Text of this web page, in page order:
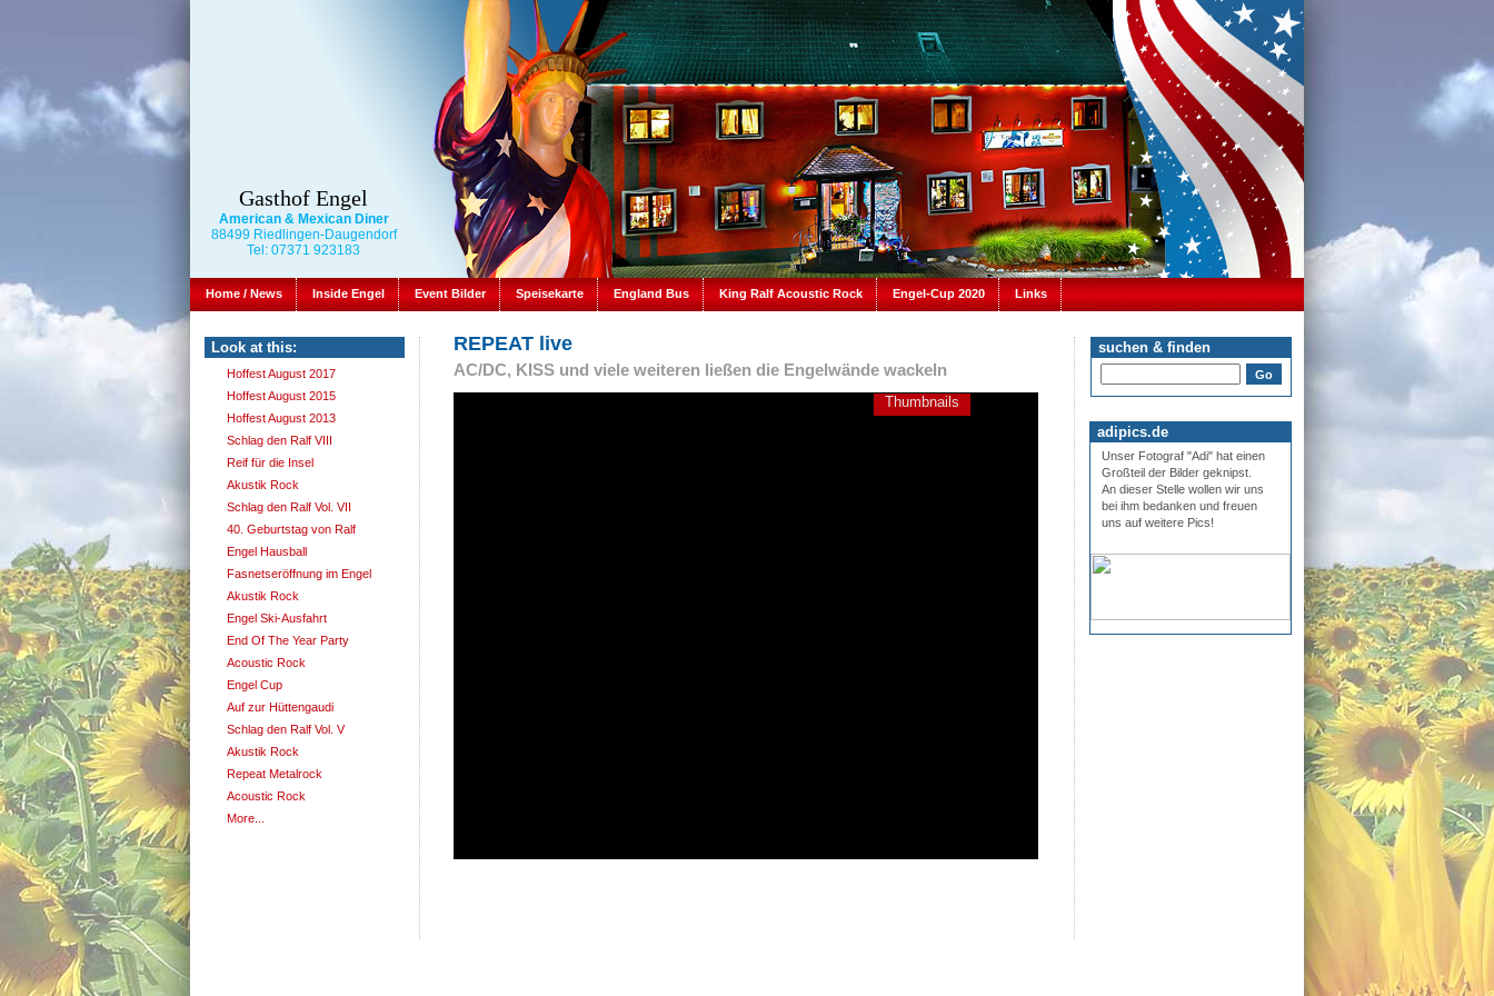
Gasthof Engel
American & Mexican Diner
88499 Riedlingen-Daugendorf
Tel: 07371 923183
Home / News Inside Engel Event Bilder Speisekarte England Bus King Ralf Acoustic Rock Engel-Cup 2020 Links
Look at this:
Hoffest August 2017
Hoffest August 2015
Hoffest August 2013
Schlag den Ralf VIII
Reif für die Insel
Akustik Rock
Schlag den Ralf Vol. VII
40. Geburtstag von Ralf
Engel Hausball
Fasnetseröffnung im Engel
Akustik Rock
Engel Ski-Ausfahrt
End Of The Year Party
Acoustic Rock
Engel Cup
Auf zur Hüttengaudi
Schlag den Ralf Vol. V
Akustik Rock
Repeat Metalrock
Acoustic Rock
More...
REPEAT live
AC/DC, KISS und viele weiteren ließen die Engelwände wackeln
Thumbnails
suchen & finden
adipics.de
Unser Fotograf "Adi" hat einen
Großteil der Bilder geknipst.
An dieser Stelle wollen wir uns
bei ihm bedanken und freuen
uns auf weitere Pics!